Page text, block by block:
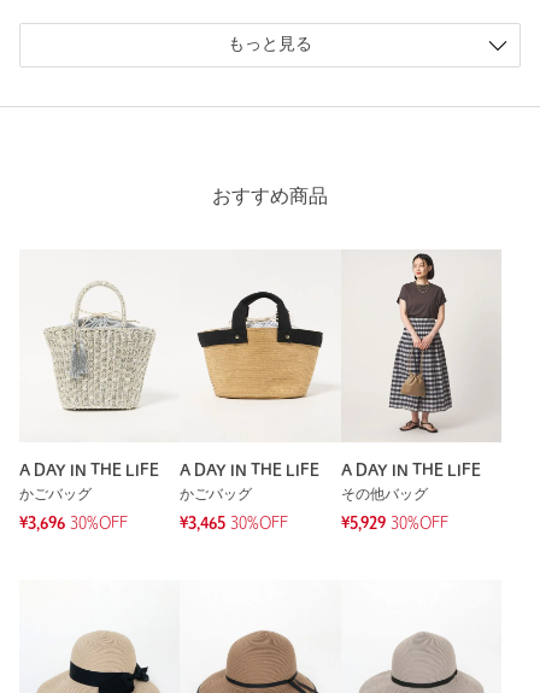
もっと見る
おすすめ商品
A DAY IN THE LIFE
かごバッグ
¥3,696 30%OFF
A DAY IN THE LIFE
かごバッグ
¥3,465 30%OFF
A DAY IN THE LIFE
その他バッグ
¥5,929 30%OFF